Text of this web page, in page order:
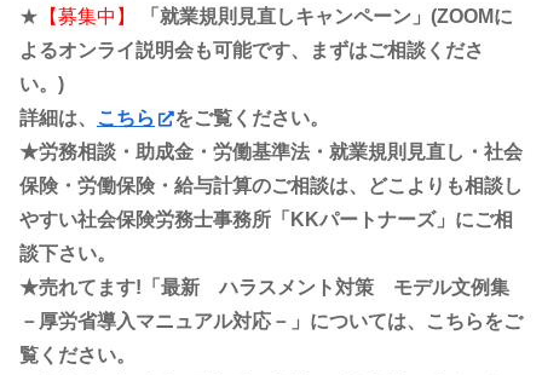
★ 【募集中】
「就業規則見直しキャンペーン」(ZOOMに
よるオンライ説明会も可能です、まずはご相談くださ
い。)
詳細は、
こちら
をご覧ください。
★労務相談・助成金・労働基準法・就業規則見直し・社会
保険・労働保険・給与計算のご相談は、どこよりも相談し
やすい社会保険労務士事務所「KKパートナーズ」にご相
談下さい。
★売れてます!「最新 ハラスメント対策 モデル文例集
－厚労省導入マニュアル対応－」については、こちらをご
覧ください。